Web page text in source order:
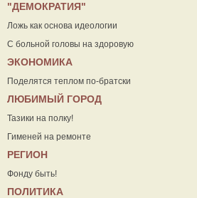
"ДЕМОКРАТИЯ"
Ложь как основа идеологии
С больной головы на здоровую
ЭКОНОМИКА
Поделятся теплом по-братски
ЛЮБИМЫЙ ГОРОД
Тазики на полку!
Гименей на ремонте
РЕГИОН
Фонду быть!
ПОЛИТИКА